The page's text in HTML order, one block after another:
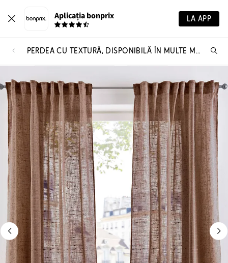
Aplicația bonprix LA APP
PERDEA CU TEXTURĂ, DISPONIBILĂ ÎN MULTE MĂRIMI (1 BUC.)